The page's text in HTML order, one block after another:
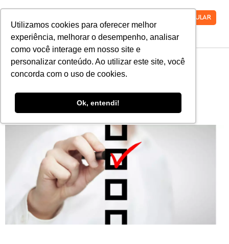
Utilizamos cookies para oferecer melhor
experiência, melhorar o desempenho, analisar
como você interage em nosso site e
personalizar conteúdo. Ao utilizar este site, você
concorda com o uso de cookies.
Ok, entendi!
VESTIBULAR
Quais os critérios de
avaliação da redação do
ENEM?